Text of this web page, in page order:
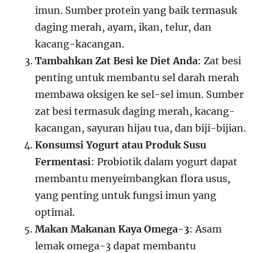
imun. Sumber protein yang baik termasuk
daging merah, ayam, ikan, telur, dan
kacang-kacangan.
Tambahkan Zat Besi ke Diet Anda: Zat besi
penting untuk membantu sel darah merah
membawa oksigen ke sel-sel imun. Sumber
zat besi termasuk daging merah, kacang-
kacangan, sayuran hijau tua, dan biji-bijian.
Konsumsi Yogurt atau Produk Susu
Fermentasi: Probiotik dalam yogurt dapat
membantu menyeimbangkan flora usus,
yang penting untuk fungsi imun yang
optimal.
Makan Makanan Kaya Omega-3: Asam
lemak omega-3 dapat membantu